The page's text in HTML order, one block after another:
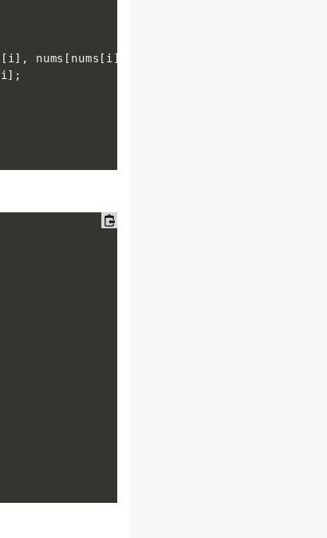
[ i ] , nums [ nums [ i ]
i ] ;